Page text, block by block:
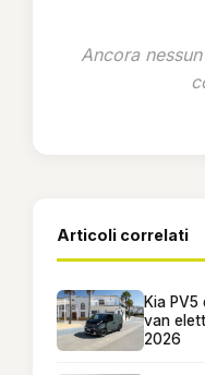
Ancora
Articoli correlati
Kia PV5
van
2026